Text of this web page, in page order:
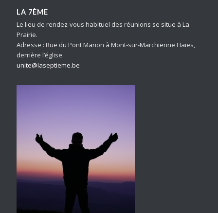
LA 7ÈME
Le lieu de rendez-vous habituel des réunions se situe à La
Prairie.
Adresse : Rue du Pont Marion à Mont-sur-Marchienne Haies,
derrière l’église.
unite@laseptieme.be